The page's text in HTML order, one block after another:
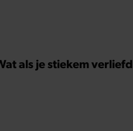
als je stiekem